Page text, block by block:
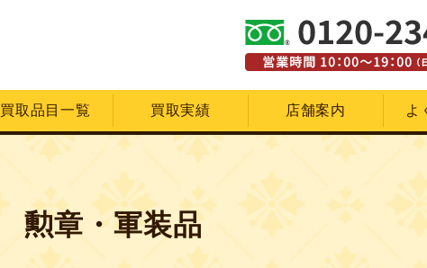
買取品目一覧 買取実績 店舗案内 よ
勲章・軍装品